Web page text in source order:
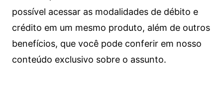
possível acessar as modalidades de débito e
crédito em um mesmo produto, além de outros
benefícios, que você pode conferir em nosso
conteúdo exclusivo sobre o assunto.